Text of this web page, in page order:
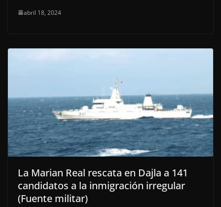
abril 18, 2024
La Marian Real rescata en Dajla a 141
candidatos a la inmigración irregular
(Fuente militar)